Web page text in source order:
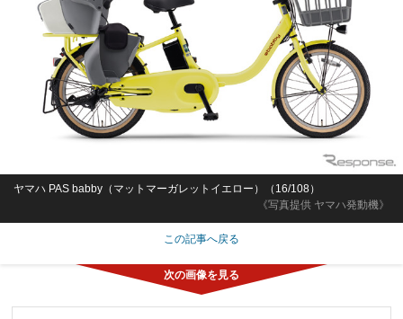
《写真提供 ヤマハ発動機》
ヤマハ PAS babby（マットマーガレットイエロー）（16/108）
この記事へ戻る